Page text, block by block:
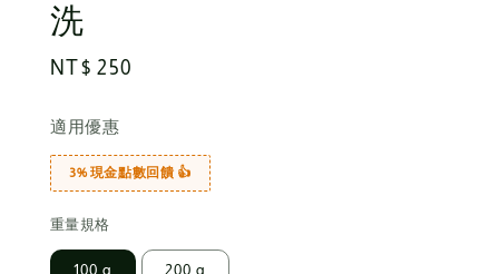
洗
Regular
NT$ 250
適用優惠
3% 現金點數回饋 👍
重量規格
100 g 200 g